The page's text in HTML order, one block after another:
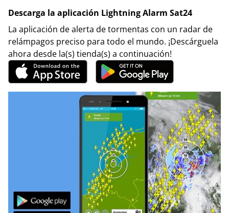
Descarga la aplicación Lightning Alarm Sat24
La aplicación de alerta de tormentas con un radar de
relámpagos preciso para todo el mundo. ¡Descárguela
ahora desde la(s) tienda(s) a continuación!